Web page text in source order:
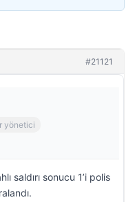
#21121
yönetici
saldırı sonucu 1’i polis